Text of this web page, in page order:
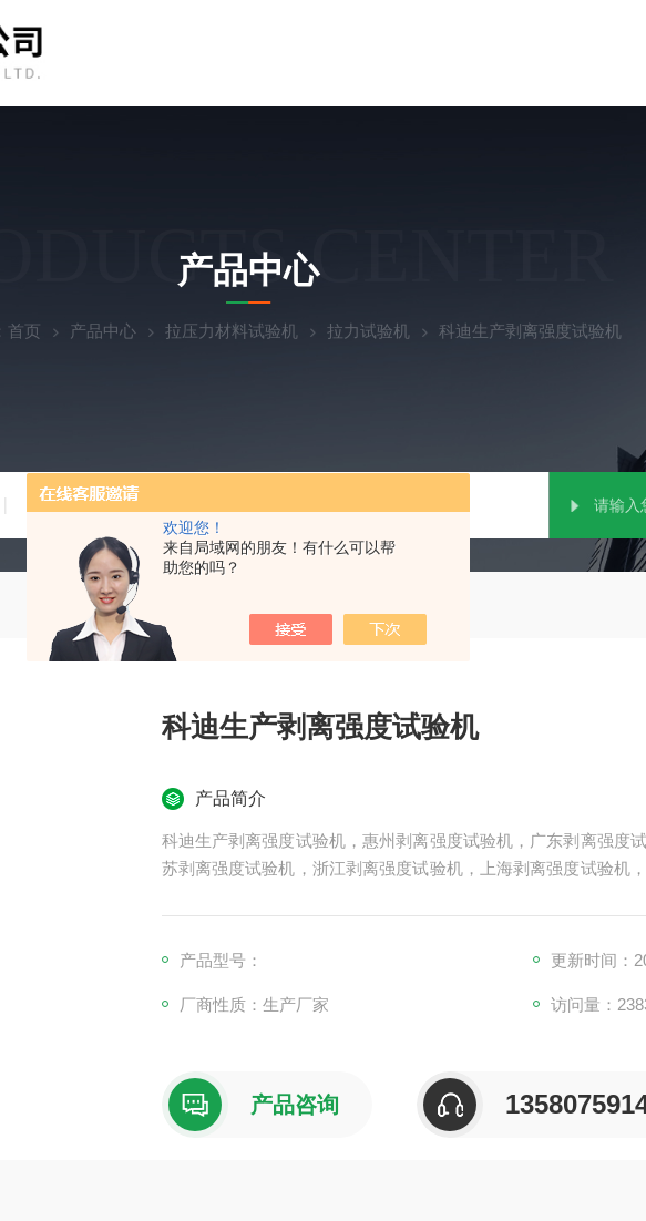
欢迎您！
来自局域网的朋友！有什么可以帮
助您的吗？
技术文章
CENTER
产品中心
首页 产品中心 拉压力材料试验机 拉力试验机 科迪生产剥离强度试验机
科迪生产剥离强度试验机
产品简介
科迪生产剥离强度试验机，惠州剥离强度试验机，广东剥离强度
苏剥离强度试验机，浙江剥离强度试验机，上海剥离强度试验机
产品型号：
更新时间：
厂商性质：生产厂家 访问量：
产品咨询